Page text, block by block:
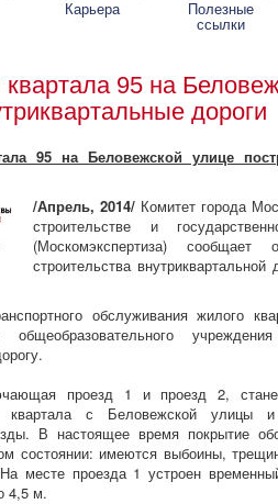
Карьера Полезные
ссылки
95 на
дороги
95 на Беловежской улице
/Апрель, 2014/Комитет города
строительстве и
(Москомэкспертиза) сообщает
строительства
обслуживания жилого
проезд 1 и проезд 2,
квартала с Беловежской улицы
В настоящее время покрытие
состоянии: имеются выбоины,
месте проезда 1 устроен
4,5 м.